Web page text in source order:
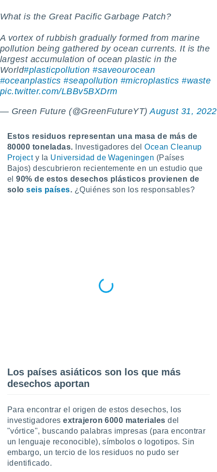
todas
y análisis
en
así como
perfil
y
más
nuestra
y
de que
sean
el sitio
se
para
ni para
o
What is the Great Pacific Garbage Patch?
A vortex of rubbish gradually formed from marine
pollution being gathered by ocean currents. It is the
largest accumulation of ocean plastic in the
World#plasticpollution #saveourocean
#oceanplastics #seapollution #microplastics #waste
pic.twitter.com/LBBv5BXDrm
— Green Future (@GreenFutureYT)August 31, 2022
Estos residuos representan una masa de más de
80000 toneladas. Investigadores delOcean Cleanup
Projecty la Universidad de Wageningen (Países
Bajos) descubrieron recientemente en un estudio que
el90% de estos desechos plásticos provienen de
soloseis países. ¿Quiénes son los responsables?
Los países asiáticos son los que más
desechos aportan
Para encontrar el origen de estos desechos, los
investigadoresextrajeron 6000 materiales del
"vórtice", buscando palabras impresas (para encontrar
un lenguaje reconocible), símbolos o logotipos. Sin
embargo, un tercio de los residuos no pudo ser
identificado.